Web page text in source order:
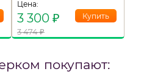
Цена:
3 300 ₽
3 474₽
покупают: